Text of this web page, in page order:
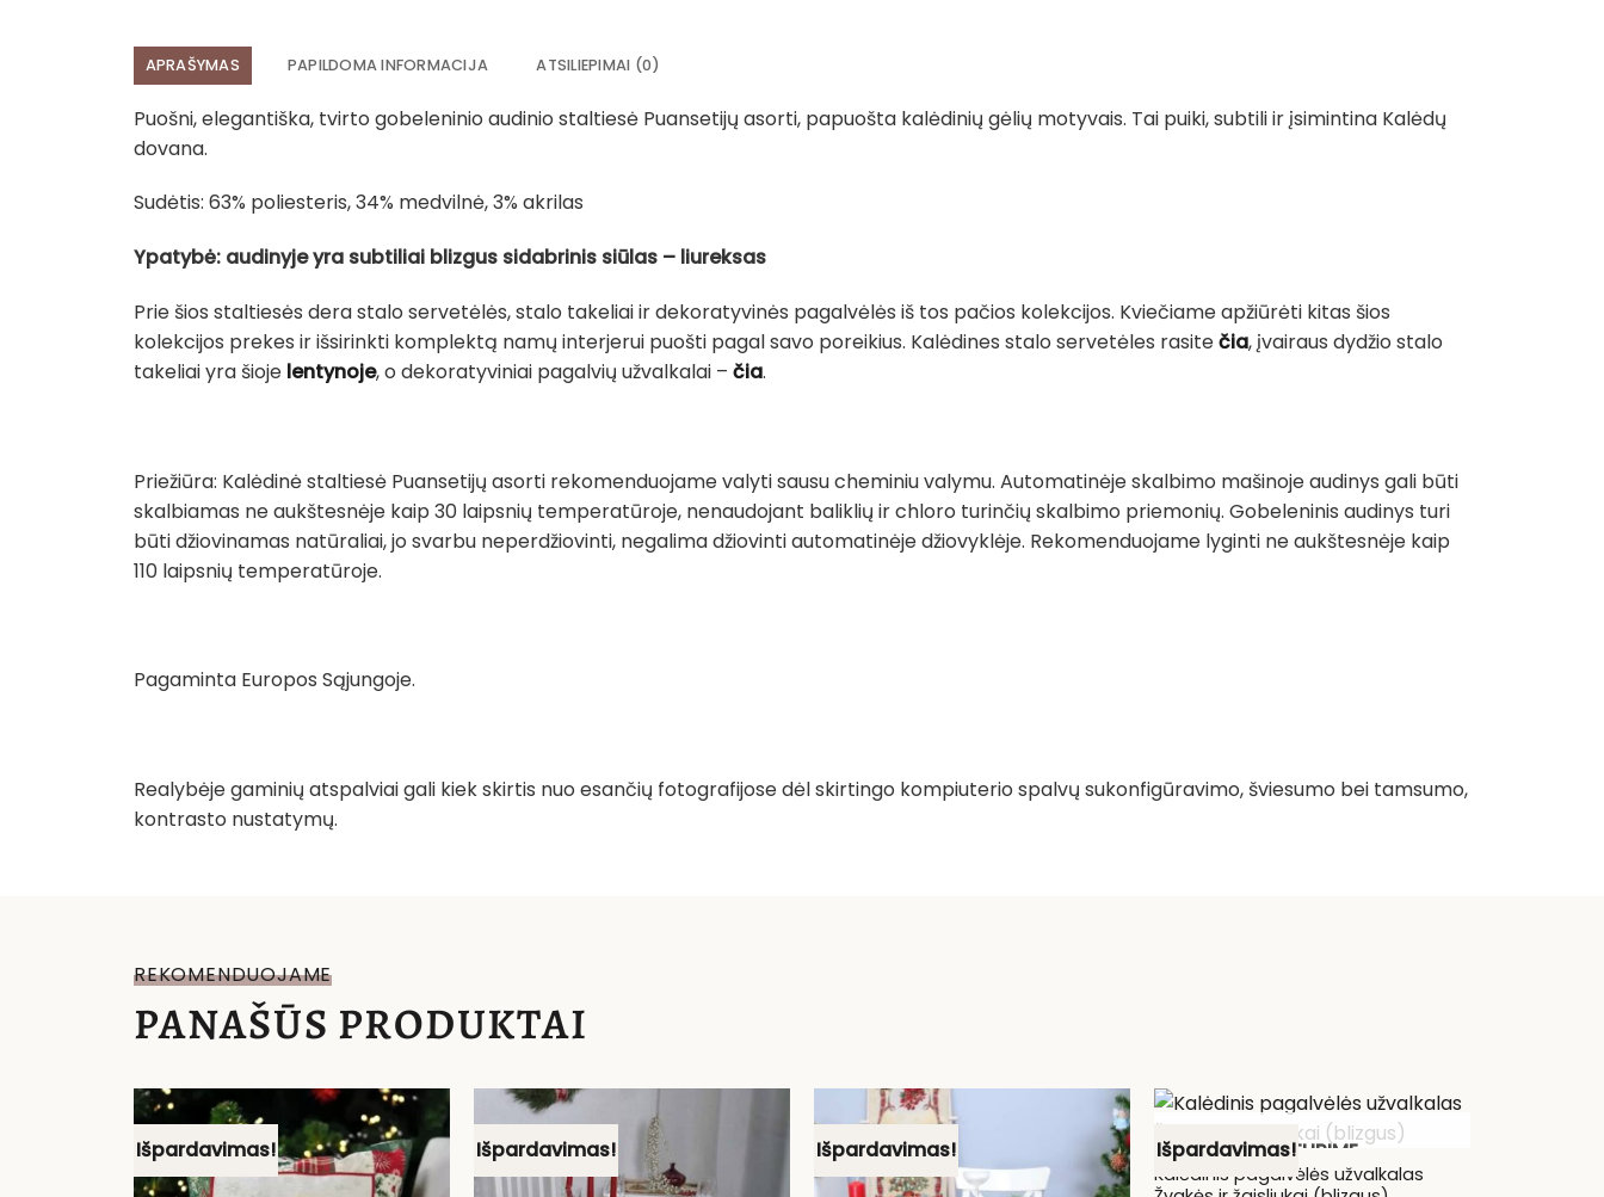
APRAŠYMAS PAPILDOMA INFORMACIJA ATSILIEPIMAI (0)
Puošni, elegantiška, tvirto gobeleninio audinio staltiesė Puansetijų asorti, papuošta kalėdinių gėlių motyvais. Tai puiki, subtili ir įsimintina Kalėdų
dovana.
Sudėtis: 63% poliesteris, 34% medvilnė, 3% akrilas
Ypatybė: audinyje yra subtiliai blizgus sidabrinis siūlas – liureksas
Prie šios staltiesės dera stalo servetėlės, stalo takeliai ir dekoratyvinės pagalvėlės iš tos pačios kolekcijos. Kviečiame apžiūrėti kitas šios
kolekcijos prekes ir išsirinkti komplektą namų interjerui puošti pagal savo poreikius. Kalėdines stalo servetėles rasitečia, įvairaus dydžio stalo
takeliai yra šioje lentynoje, o dekoratyviniai pagalvių užvalkalai – čia.
Priežiūra: Kalėdinė staltiesė Puansetijų asorti rekomenduojame valyti sausu cheminiu valymu. Automatinėje skalbimo mašinoje audinys gali būti
skalbiamas ne aukštesnėje kaip 30 laipsnių temperatūroje, nenaudojant baliklių ir chloro turinčių skalbimo priemonių. Gobeleninis audinys turi
būti džiovinamas natūraliai, jo svarbu neperdžiovinti, negalima džiovinti automatinėje džiovyklėje. Rekomenduojame lyginti ne aukštesnėje kaip
110 laipsnių temperatūroje.
Pagaminta Europos Sąjungoje.
Realybėje gaminių atspalviai gali kiek skirtis nuo esančių fotografijose dėl skirtingo kompiuterio spalvų sukonfigūravimo, šviesumo bei tamsumo,
kontrasto nustatymų.
REKOMENDUOJAME
PANAŠŪS PRODUKTAI
Išpardavimas! Išpardavimas! Išpardavimas! Išpardavimas!NETURIME
Kalėdinis pagalvėlės užvalkalas